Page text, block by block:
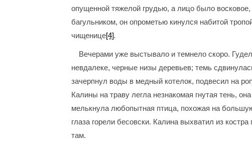
опущенной тяжелой грудью, а лицо было
багульником, он опрометью кинулся набитой
чищенице[4].
Вечерами уже выстывало и темнело скоро.
невдалеке, черные низы деревьев; темь
зачерпнул воды в медный котелок, подвесил на
Калины на траву легла незнакомая гнутая тень,
мелькнула любопытная птица, похожая на
глаза горели бесовски. Калина выхватил из
там.